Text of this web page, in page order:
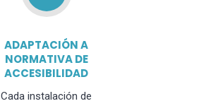
ADAPTACIÓN A
NORMATIVA DE
ACCESIBILIDAD
Cada instalación de